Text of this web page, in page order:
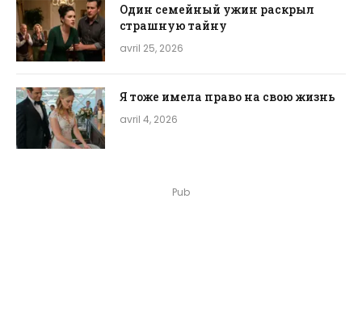
Один семейный ужин раскрыл
страшную тайну
avril 25, 2026
Я тоже имела право на свою жизнь
avril 4, 2026
Pub